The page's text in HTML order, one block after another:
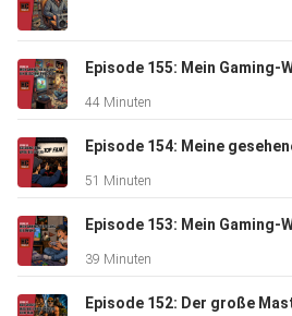
44 Minuten
51 Minuten
39 Minuten